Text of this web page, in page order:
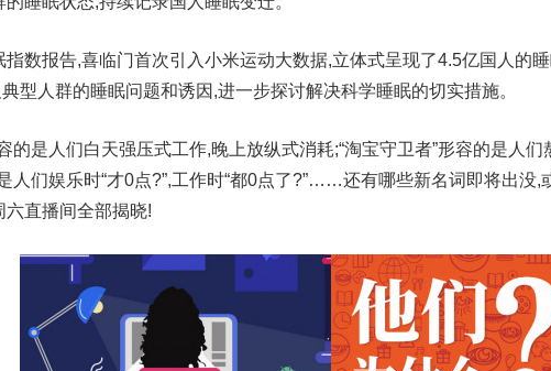
报告,喜临门首次引入小米运动大数据,立体式呈现了4.5亿国人的
型人群的睡眠问题和诱因,进一步探讨解决科学睡眠的切实措施。
是人们白天强压式工作,晚上放纵式消耗;“淘宝守卫者”形容的是人们
人们娱乐时“才0点?”,工作时“都0点了?”……还有哪些新名词即将出没,
直播间全部揭晓!